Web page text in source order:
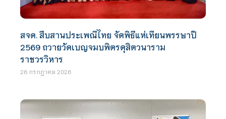
สจด. สืบสานประเพณีไทย จัดพิธีแห่เทียนพรรษาปี
2569 ถวายวัดเบญจมบพิตรดุสิตวนาราม
ราชวรวิหาร
26 กรกฎาคม 2026